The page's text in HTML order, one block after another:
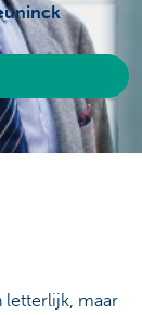
letterlijk, maar